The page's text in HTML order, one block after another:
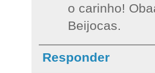
o carinho!
Beijocas.
Responder